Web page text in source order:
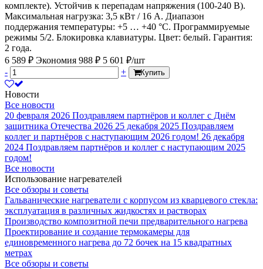
комплекте). Устойчив к перепадам напряжения (100-240 В).
Максимальная нагрузка: 3,5 кВт / 16 А. Диапазон
поддержания температуры: +5 … +40 °С. Программируемые
режимы 5/2. Блокировка клавиатуры. Цвет: белый. Гарантия:
2 года.
6 589 ₽ Экономия 988 ₽ 5 601 ₽/шт
-
+ Купить
Новости
Все новости
20 февраля 2026 Поздравляем партнёров и коллег с Днём
защитника Отечества 2026 25 декабря 2025 Поздравляем
коллег и партнёров с наступающим 2026 годом! 26 декабря
2024 Поздравляем партнёров и коллег с наступающим 2025
годом!
Все новости
Использование нагревателей
Все обзоры и советы
Гальванические нагреватели с корпусом из кварцевого стекла:
эксплуатация в различных жидкостях и растворах
Производство композитной печи предварительного нагрева
Проектирование и создание термокамеры для
единовременного нагрева до 72 бочек на 15 квадратных
метрах
Все обзоры и советы